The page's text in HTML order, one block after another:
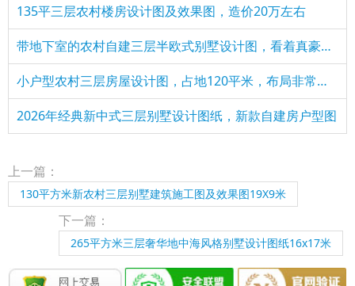
135平三层农村楼房设计图及效果图，造价20万左右
带地下室的农村自建三层半欧式别墅设计图，看着真豪气！
小户型农村三层房屋设计图，占地120平米，布局非常合理，外表典
2026年经典新中式三层别墅设计图纸，新款自建房户型图
上一篇：
130平方米新农村三层别墅建筑施工图及效果图19X9米
下一篇：
265平方米三层奢华地中海风格别墅设计图纸16x17米